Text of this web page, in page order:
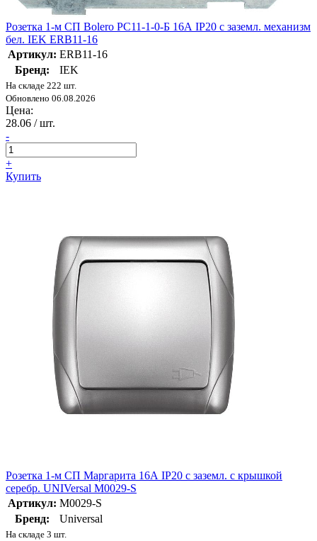
Розетка 1-м СП Bolero РС11-1-0-Б 16А IP20 с заземл. механизм
бел. IEK ERB11-16
Артикул: ERB11-16
Бренд:
IEK
На складе 222 шт.
Обновлено 06.08.2026
Цена:
28.06 / шт.
-
+
Купить
Розетка 1-м СП Маргарита 16А IP20 с заземл. с крышкой
серебр. UNIVersal М0029-S
Артикул: М0029-S
Бренд:
Universal
На складе 3 шт.